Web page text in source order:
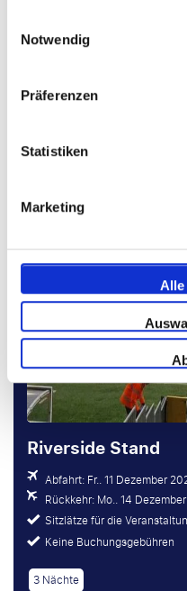
Notwendig
Präferenzen
Statistiken
Marketing
Alle
Stellen Sie Ihre Reise
Empfohlene Pakete
Riverside Stand
Abfahrt: Fr.. 11 Dezember
Rückkehr: Mo.. 14
Sitzlätze für die
Keine Buchungsgebühren
3 Nächte